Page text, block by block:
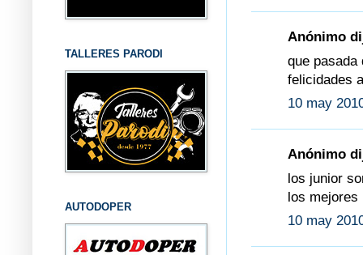
Anónimo
que pasada
felicidades
10 may
Anónimo
los junior
los mejores
10 may
TALLERES PARODI
AUTODOPER